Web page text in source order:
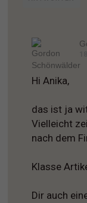
Hi Anika,
das ist ja
Vielleicht
nach dem
Klasse
Dir auch